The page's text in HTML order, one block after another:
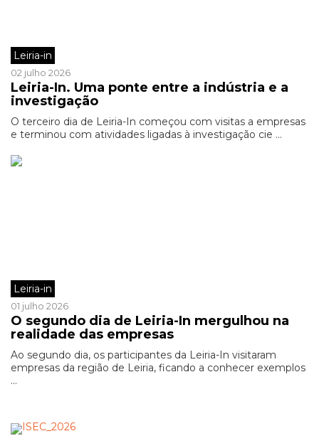
Leiria-in
02 julho 2026
Leiria-In. Uma ponte entre a indústria e a
investigação
O terceiro dia de Leiria-In começou com visitas a empresas
e terminou com atividades ligadas à investigação cie ...
Leiria-in
01 julho 2026
O segundo dia de Leiria-In mergulhou na
realidade das empresas
Ao segundo dia, os participantes da Leiria-In visitaram
empresas da região de Leiria, ficando a conhecer exemplos
...